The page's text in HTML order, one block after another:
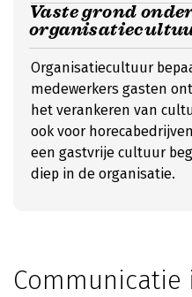
Vaste grond
Organisatiecultuur
medewerkers gasten
het verankeren van
ook voor
een gastvrije cultuur
diep in de organisatie.